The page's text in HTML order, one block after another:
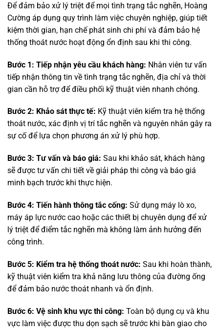
Để đảm bảo xử lý triệt để mọi tình trạng tắc nghẽn, Hoàng
Cường áp dụng quy trình làm việc chuyên nghiệp, giúp tiết
kiệm thời gian, hạn chế phát sinh chi phí và đảm bảo hệ
thống thoát nước hoạt động ổn định sau khi thi công.
Bước 1: Tiếp nhận yêu cầu khách hàng: Nhân viên tư vấn
tiếp nhận thông tin về tình trạng tắc nghẽn, địa chỉ và thời
gian cần hỗ trợ để điều phối kỹ thuật viên nhanh chóng.
Bước 2: Khảo sát thực tế: Kỹ thuật viên kiểm tra hệ thống
thoát nước, xác định vị trí tắc nghẽn và nguyên nhân gây ra
sự cố để lựa chọn phương án xử lý phù hợp.
Bước 3: Tư vấn và báo giá: Sau khi khảo sát, khách hàng
sẽ được tư vấn chi tiết về giải pháp thi công và báo giá
minh bạch trước khi thực hiện.
Bước 4: Tiến hành thông tắc cống: Sử dụng máy lò xo,
máy áp lực nước cao hoặc các thiết bị chuyên dụng để xử
lý triệt để điểm tắc nghẽn mà không làm ảnh hưởng đến
công trình.
Bước 5: Kiểm tra hệ thống thoát nước: Sau khi hoàn thành,
kỹ thuật viên kiểm tra khả năng lưu thông của đường ống
để đảm bảo nước thoát nhanh và ổn định.
Bước 6: Vệ sinh khu vực thi công: Toàn bộ dụng cụ và khu
vực làm việc được thu dọn sạch sẽ trước khi bàn giao cho